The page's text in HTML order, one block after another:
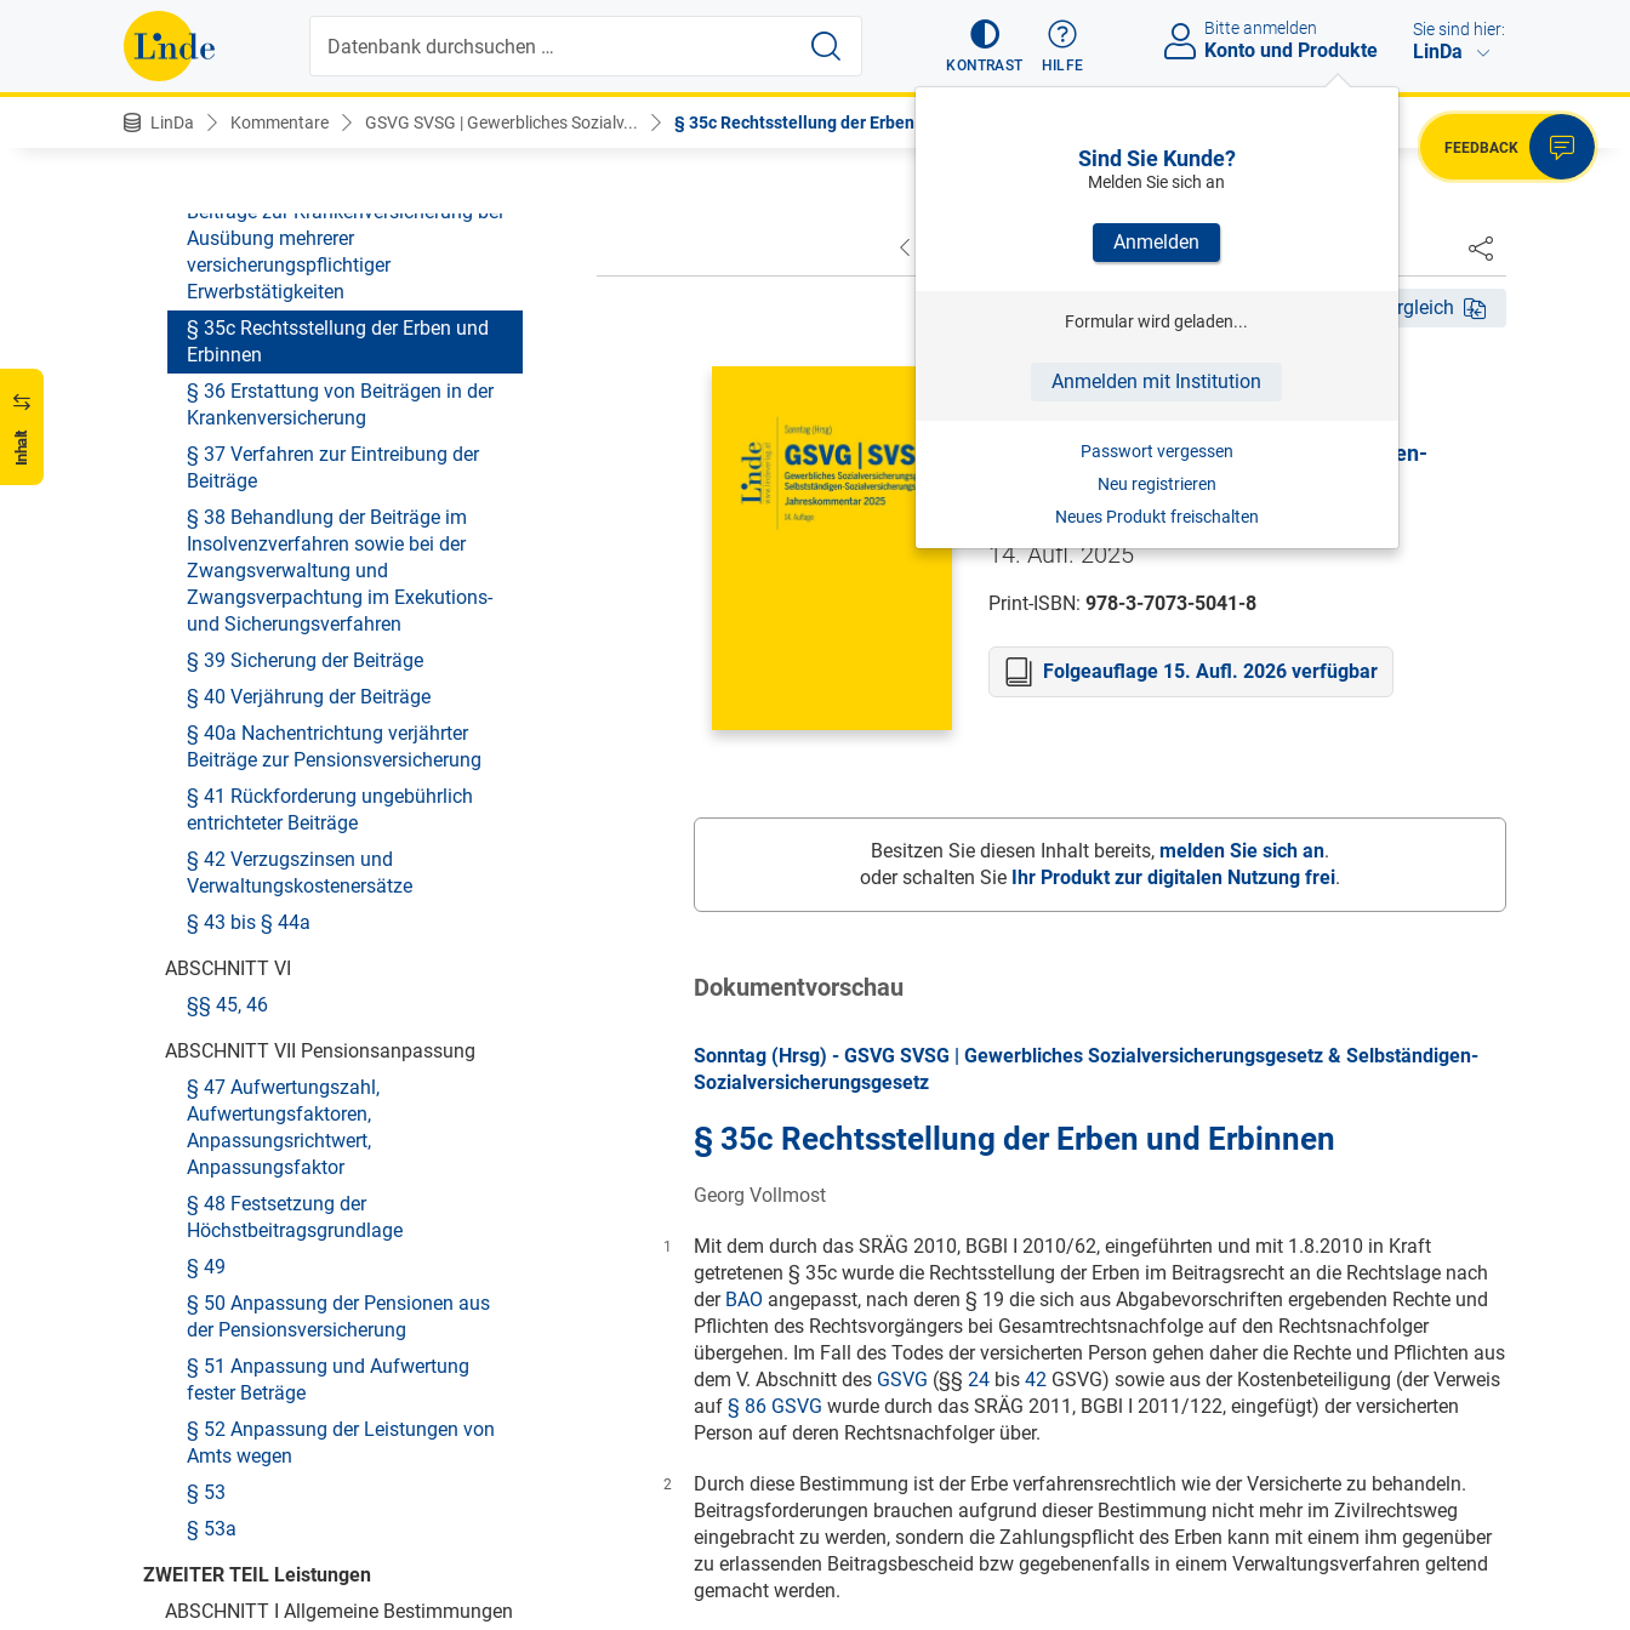
KONTRAST HILFE
Bitte anmelden
Konto und Produkte
Sind Sie Kunde?
Melden Sie sich an
Anmelden
Formular wird geladen...
Anmelden mit Institution
Passwort vergessen
Neu registrieren
Neues Produkt freischalten
Sie sind hier:
LinDa
LinDa Kommentare GSVG SVSG | Gewerbliches Sozialv... § 35c Rechtsstellung der Erben u...
FEEDBACK
Inhalt
§ 35a Fälligkeit und Einzahlung der
Beiträge zur Pensionsversicherung bei
Ausübung mehrerer
versicherungspflichtiger
Beiträge zur Krankenversicherung bei
Ausübung mehrerer
versicherungspflichtiger
Erwerbstätigkeiten
§ 35c Rechtsstellung der Erben und
Erbinnen
§ 36 Erstattung von Beiträgen in der
Krankenversicherung
§ 37 Verfahren zur Eintreibung der
Beiträge
§ 38 Behandlung der Beiträge im
Insolvenzverfahren sowie bei der
Zwangsverwaltung und
Zwangsverpachtung im Exekutions-
und Sicherungsverfahren
§ 39 Sicherung der Beiträge
§ 40 Verjährung der Beiträge
§ 40a Nachentrichtung verjährter
Beiträge zur Pensionsversicherung
§ 41 Rückforderung ungebührlich
entrichteter Beiträge
§ 42 Verzugszinsen und
Verwaltungskostenersätze
§ 43 bis § 44a
ABSCHNITT VI
§§ 45, 46
ABSCHNITT VII Pensionsanpassung
§ 47 Aufwertungszahl,
Aufwertungsfaktoren,
Anpassungsrichtwert,
Anpassungsfaktor
§ 48 Festsetzung der
Höchstbeitragsgrundlage
§ 49
§ 50 Anpassung der Pensionen aus
der Pensionsversicherung
§ 51 Anpassung und Aufwertung
fester Beträge
§ 52 Anpassung der Leistungen von
Amts wegen
§ 53
§ 53a
ZWEITER TEIL Leistungen
ABSCHNITT I Allgemeine Bestimmungen
NÄCHSTER
Fassungsvergleich
SONNTAG (HRSG)
Sozialversicherungsgesetz & Selbständigen-
Sozialversicherungsgesetz
Jahreskommentar
14. Aufl. 2025
Print-ISBN:978-3-7073-5041-8
Folgeauflage 15. Aufl. 2026 verfügbar
Besitzen Sie diesen Inhalt bereits, melden Sie sich an.
oder schalten Sie
Ihr Produkt zur digitalen Nutzung frei.
Dokumentvorschau
Sonntag (Hrsg) - GSVG SVSG | Gewerbliches Sozialversicherungsgesetz & Selbständigen-
Sozialversicherungsgesetz
§ 35c Rechtsstellung der Erben und Erbinnen
Georg Vollmost
1 Mit dem durch das SRÄG 2010, BGBl I 2010/62, eingeführten und mit 1.8.2010 in Kraft
getretenen § 35c wurde die Rechtsstellung der Erben im Beitragsrecht an die Rechtslage nach
der BAO angepasst, nach deren § 19 die sich aus Abgabevorschriften ergebenden Rechte und
Pflichten des Rechtsvorgängers bei Gesamtrechtsnachfolge auf den Rechtsnachfolger
übergehen. Im Fall des Todes der versicherten Person gehen daher die Rechte und Pflichten aus
dem V. Abschnitt des GSVG (§§ 24 bis 42 GSVG) sowie aus der Kostenbeteiligung (der Verweis
auf § 86 GSVG wurde durch das SRÄG 2011, BGBl I 2011/122, eingefügt) der versicherten
Person auf deren Rechtsnachfolger über.
2
Durch diese Bestimmung ist der Erbe verfahrensrechtlich wie der Versicherte zu behandeln.
Beitragsforderungen brauchen aufgrund dieser Bestimmung nicht mehr im Zivilrechtsweg
eingebracht zu werden, sondern die Zahlungspflicht des Erben kann mit einem ihm gegenüber
zu erlassenden Beitragsbescheid bzw gegebenenfalls in einem Verwaltungsverfahren geltend
gemacht werden.